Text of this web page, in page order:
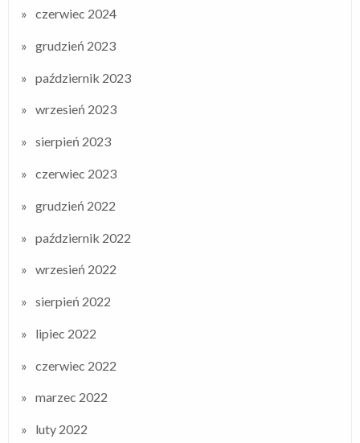
czerwiec 2024
grudzień 2023
październik 2023
wrzesień 2023
sierpień 2023
czerwiec 2023
grudzień 2022
październik 2022
wrzesień 2022
sierpień 2022
lipiec 2022
czerwiec 2022
marzec 2022
luty 2022